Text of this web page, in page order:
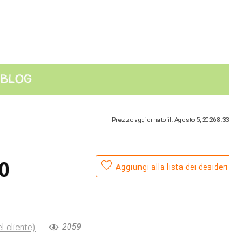
BLOG
Prezzo aggiornato il: Agosto 5, 2026
Aggiungi alla lista dei desideri
cliente) 2059